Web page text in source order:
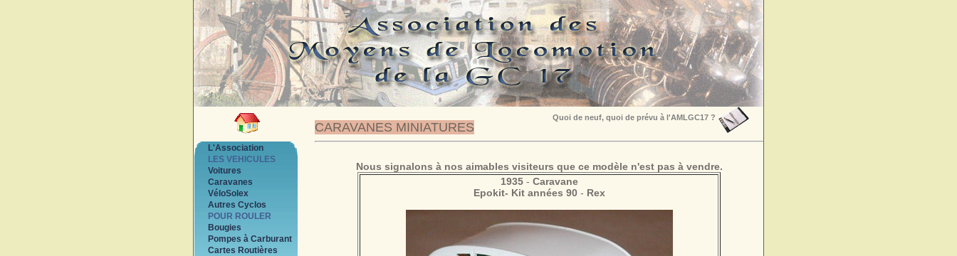
CARAVANES MINIATURES
Quoi de neuf, quoi de prévu à l'AMLGC17 ?
L'Association
LES VEHICULES
Voitures
Caravanes
VéloSolex
Autres Cyclos
POUR ROULER
Bougies
Pompes à Carburant
Cartes Routières
Nous signalons à nos aimables visiteurs que ce modèle n'est pas à vendre.
1935- Caravane
Epokit- Kit années 90- Rex